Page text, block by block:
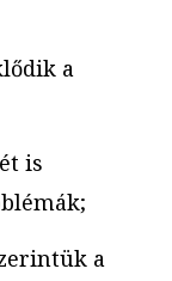
a
is
a